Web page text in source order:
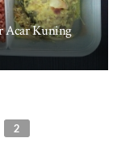
Acar Kuning
2